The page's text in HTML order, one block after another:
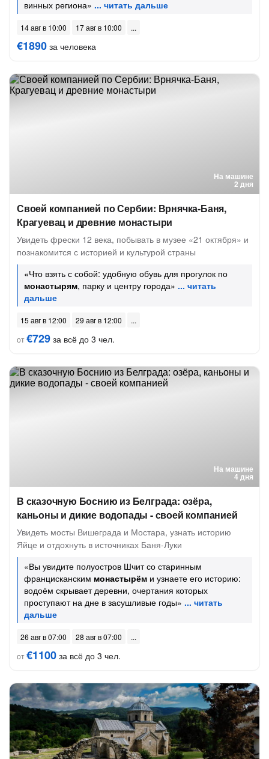
винных региона»
14 авг в 10:00 17 авг в 10:00
€1890 за человека
На машине
2 дня
Своей компанией по Сербии: Врнячка-Баня,
Крагуевац и древние монастыри
Увидеть фрески 12 века, побывать в музее «21 октября» и
познакомится с историей и культурой страны
«Что взять с собой: удобную обувь для прогулок по
монастырям, парку и центру города»
15 авг в 12:00
29 авг в 12:00
от€729 за всё до 3 чел.
На машине
4 дня
В сказочную Боснию из Белграда: озёра,
каньоны и дикие водопады - своей компанией
Увидеть мосты Вишеграда и Мостара, узнать историю
Яйце и отдохнуть в источниках Баня-Луки
«Вы увидите полуостров Шчит со старинным
францисканским монастырём и узнаете его историю:
водоём скрывает деревни, очертания которых
проступают на дне в засушливые годы»
26 авг в 07:00
28 авг в 07:00
от€1100 за всё до 3 чел.